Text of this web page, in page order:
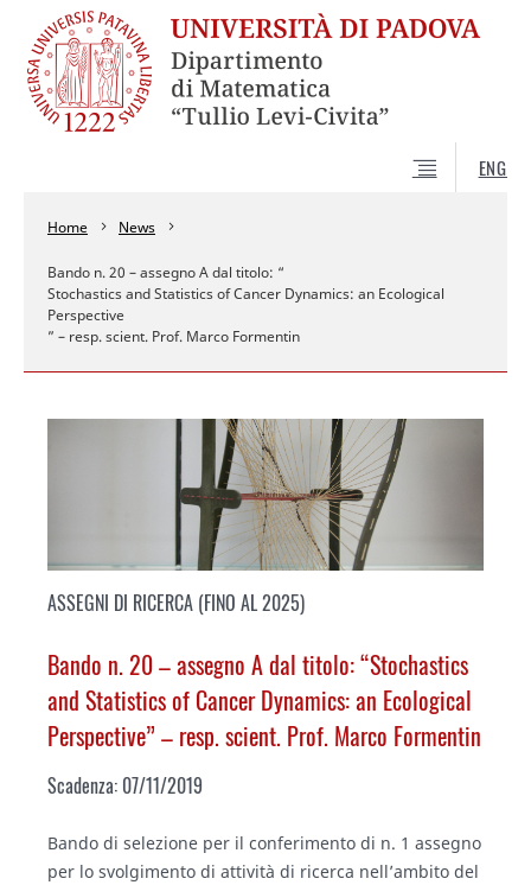
ENG
Home News
Bando n. 20 – assegno A dal titolo: “
Stochastics and Statistics of Cancer Dynamics: an Ecological
Perspective
” – resp. scient. Prof. Marco Formentin
ASSEGNI DI RICERCA (FINO AL 2025)
Bando n. 20 – assegno A dal titolo: “Stochastics
and Statistics of Cancer Dynamics: an Ecological
Perspective” – resp. scient. Prof. Marco Formentin
Scadenza: 07/11/2019
Bando di selezione per il conferimento di n. 1 assegno
per lo svolgimento di attività di ricerca nell’ambito del